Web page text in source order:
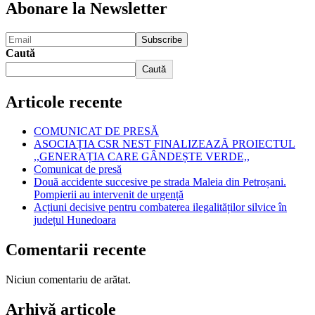
Abonare la Newsletter
Caută
Caută
Articole recente
COMUNICAT DE PRESĂ
ASOCIAȚIA CSR NEST FINALIZEAZĂ PROIECTUL
,,GENERAȚIA CARE GÂNDEȘTE VERDE,,
Comunicat de presă
Două accidente succesive pe strada Maleia din Petroșani.
Pompierii au intervenit de urgență
Acțiuni decisive pentru combaterea ilegalităților silvice în
județul Hunedoara
Comentarii recente
Niciun comentariu de arătat.
Arhivă articole